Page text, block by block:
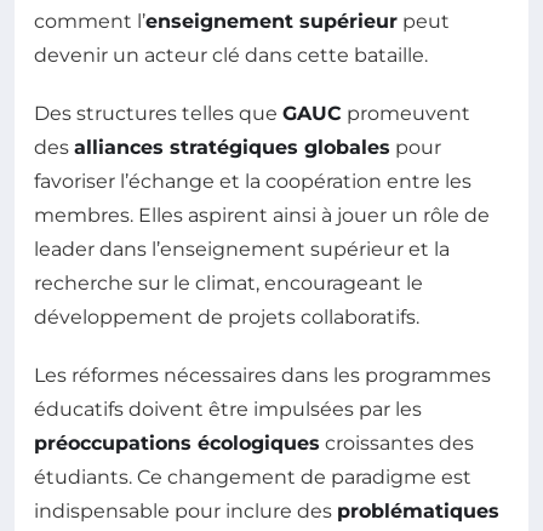
comment l’enseignement supérieur peut
devenir un acteur clé dans cette bataille.
Des structures telles que GAUC promeuvent
des alliances stratégiques globales pour
favoriser l’échange et la coopération entre les
membres. Elles aspirent ainsi à jouer un rôle de
leader dans l’enseignement supérieur et la
recherche sur le climat, encourageant le
développement de projets collaboratifs.
Les réformes nécessaires dans les programmes
éducatifs doivent être impulsées par les
préoccupations écologiques croissantes des
étudiants. Ce changement de paradigme est
indispensable pour inclure des problématiques